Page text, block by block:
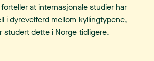
at internasjonale studier har
i dyrevelferd mellom kyllingtypene,
studert dette i Norge tidligere.